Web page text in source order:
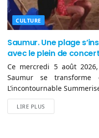
CULTURE
Saumur. Une plage
avec le plein de
Ce mercredi 5 août
Saumur se transforme
L’incontournable
LIRE PLUS